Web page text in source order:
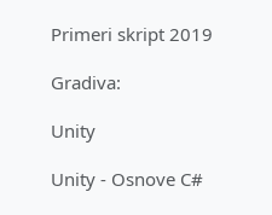
Primeri skript 2019
Gradiva:
Unity
Unity - Osnove C#